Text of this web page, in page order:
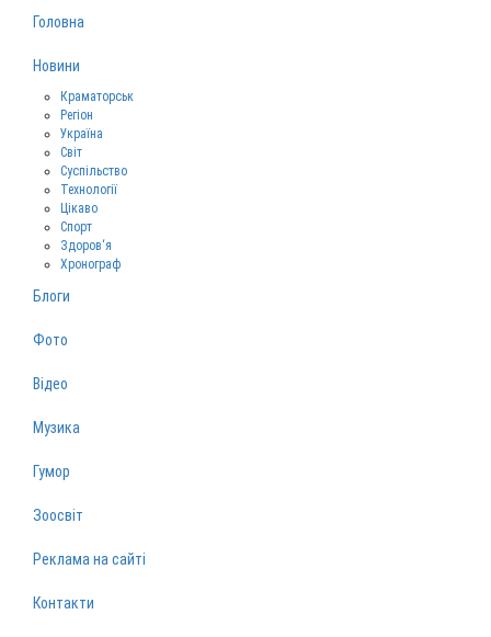
Головна
Новини
Краматорськ
Регіон
Україна
Світ
Суспільство
Технології
Цікаво
Спорт
Здоров‘я
Хронограф
Блоги
Фото
Відео
Музика
Гумор
Зоосвіт
Реклама на сайті
Контакти